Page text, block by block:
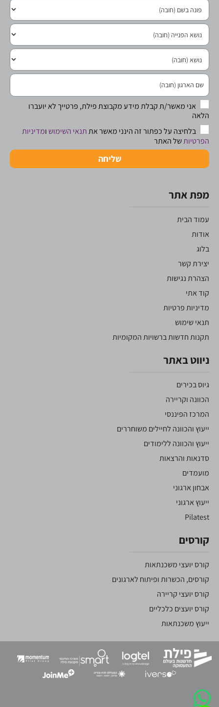
אני מאשר/ת קבלת מידע מקבוצת פילת, פרטייך לא יועברו
הלאה
בלחיצה על כפתור זה הינני מאשר אתתנאי השימוש ומדיניות
הפרטיותשל האתר
שליחה
מפת אתר
עמוד הבית
אודות
בלוג
יצירת קשר
הצהרת נגישות
קוד אתי
מדיניות פרטיות
תנאי שימוש
תקנות חדשות ברשויות המקומיות
ניווט באתר
גיוס בכירים
הכוונה וקריירה
המרכז הפיננסי
ייעוץ והכוונה לחיילים משוחררים
ייעוץ והכוונה ללימודים
סדנאות והרצאות
מועמדים
אבחון ארגוני
ייעוץ ארגוני
Pilatest
קורסים
קורס יועצי משכנתאות
קורסים, הכשרות ופיתוח לארגונים
קורס יועצי קריירה
קורס יועצים כלכליים
ייעוץ משכנתאות